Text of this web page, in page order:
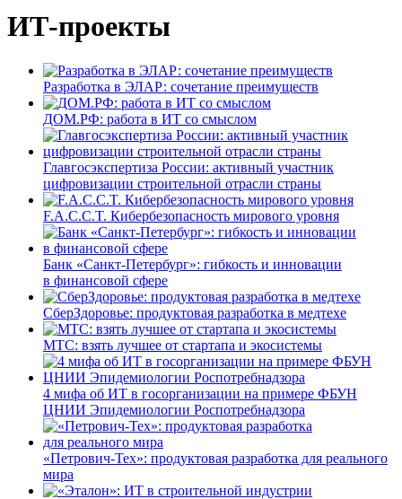
ИТ-проекты
Разработка в ЭЛАР: сочетание преимуществ
ДОМ.РФ: работа в ИТ со смыслом
Главгосэкспертиза России: активный участник
цифровизации строительной отрасли страны
F.A.C.C.T. Кибербезопасность мирового уровня
Банк «Санкт-Петербург»: гибкость и инновации
в финансовой сфере
СберЗдоровье: продуктовая разработка в медтехе
МТС: взять лучшее от стартапа и экосистемы
4 мифа об ИТ в госорганизации на примере ФБУН
ЦНИИ Эпидемиологии Роспотребнадзора
«Петрович-Тех»: продуктовая разработка для реального
мира